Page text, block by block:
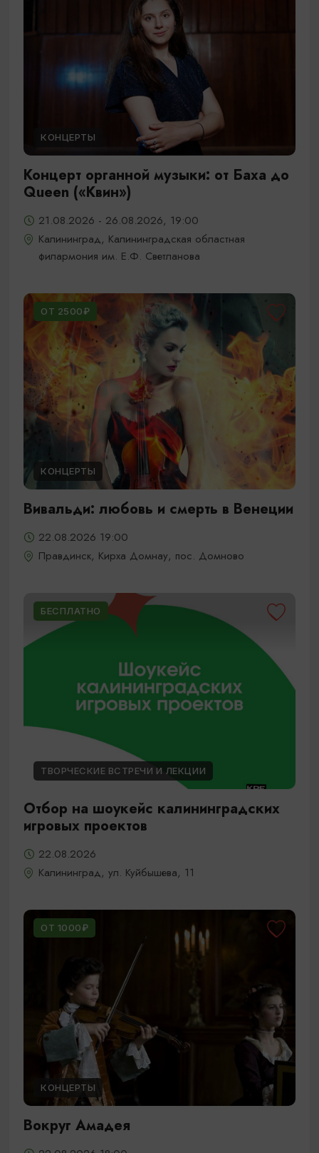
КОНЦЕРТЫ
Концерт органной музыки: от Баха до
Queen («Квин»)
21.08.2026 - 26.08.2026, 19:00
Калининград, Калининградская областная
филармония им. Е.Ф. Светланова
ОТ 2500₽
КОНЦЕРТЫ
Вивальди: любовь и смерть в Венеции
22.08.2026 19:00
Правдинск, Кирха Домнау, пос. Домново
БЕСПЛАТНО
ТВОРЧЕСКИЕ ВСТРЕЧИ И ЛЕКЦИИ
Отбор на шоукейс калининградских
игровых проектов
22.08.2026
Калининград, ул. Куйбышева, 11
ОТ 1000₽
КОНЦЕРТЫ
Вокруг Амадея